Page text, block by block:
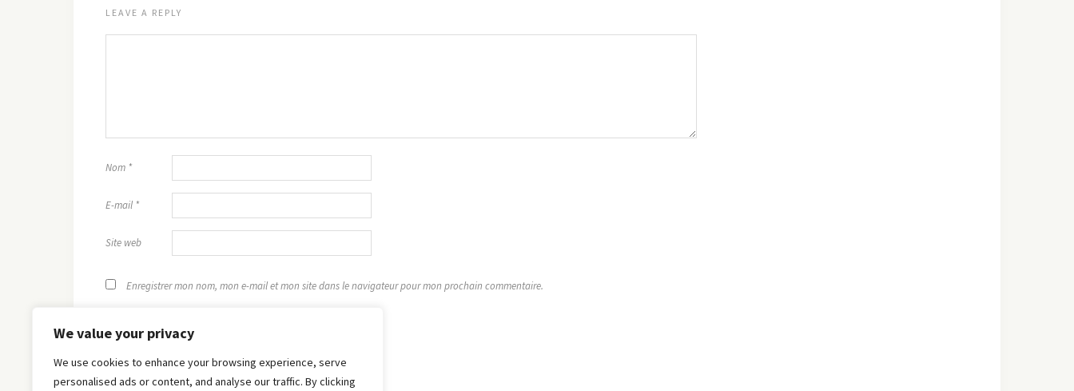
We value your privacy
We use cookies to enhance your browsing experience, serve
personalised ads or content, and analyse our traffic. By clicking
LEAVE A REPLY
Nom *
E-mail *
Site web
Enregistrer mon nom, mon e-mail et mon site dans le navigateur pour mon prochain commentaire.